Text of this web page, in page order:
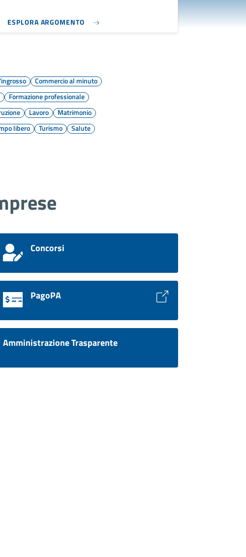
ESPLORA ARGOMENTO
Commercio al minuto
Formazione professionale
Lavoro
Matrimonio
libero Turismo Salute
Concorsi
PagoPA
Amministrazione Trasparente